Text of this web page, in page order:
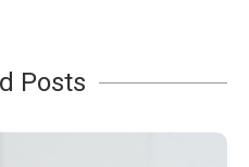
Posts